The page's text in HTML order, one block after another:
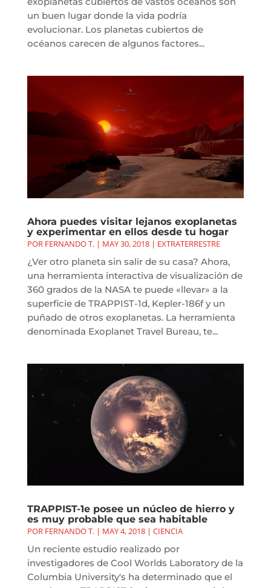
un buen lugar donde la vida podría
evolucionar. Los planetas cubiertos de
océanos carecen de algunos factores...
Ahora puedes visitar lejanos exoplanetas
y experimentar en ellos desde tu hogar
POR FERNANDO T.| MAY 30, 2018| EXTRATERRESTRE
¿Ver otro planeta sin salir de su casa? Ahora,
una herramienta interactiva de visualización de
360 grados de la NASA te puede «llevar» a la
superficie de TRAPPIST-1d, Kepler-186f y un
puñado de otros exoplanetas. La herramienta
denominada Exoplanet Travel Bureau, te...
TRAPPIST-1e posee un núcleo de hierro y
es muy probable que sea habitable
POR FERNANDO T.| MAY 4, 2018| CIENCIA
Un reciente estudio realizado por
investigadores de Cool Worlds Laboratory de la
Columbia University's ha determinado que el